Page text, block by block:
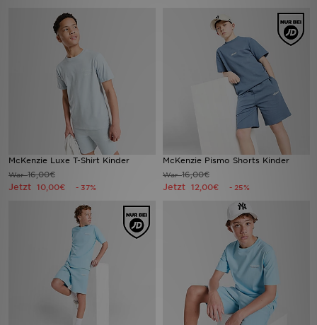
McKenzie Luxe T-Shirt Kinder
War16,00€
Jetzt 10,00€ - 37%
McKenzie Pismo Shorts Kinder
War16,00€
Jetzt 12,00€ - 25%
Lade Die APP
Geschenkkarte
Filialfinder
Mein JD
Meine Nachrichten
Bestellverfolgung
Hilfe & Kontakt
Trending Styles